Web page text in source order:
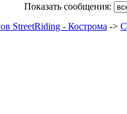
Показать сообщения:
StreetRiding - Кострома ->